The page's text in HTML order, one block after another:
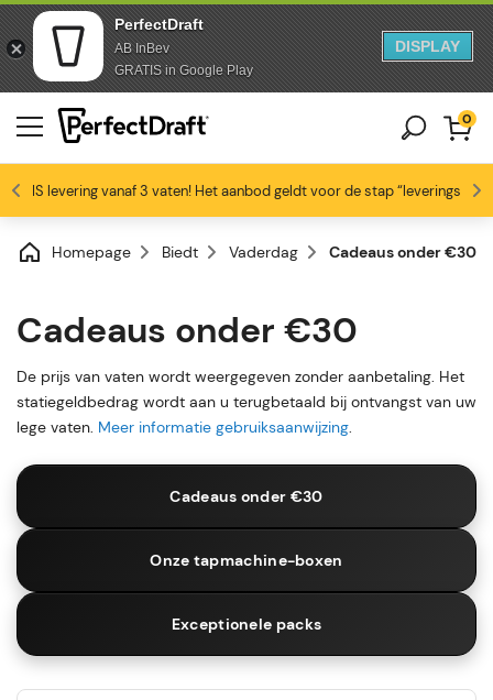
PerfectDraft
AB InBev
GRATIS in Google Play
DISPLAY
Doorgaan naar artikel
Overslaan naar voettekst
levering vanaf 3 vaten! Het aanbod geldt voor de stap “leveringswijze
Gratis levering
Profiteer van -10% vanaf 3 vaten!
Bierliefhebbers zijn dol op ons 4.6/5
0
Homepage Biedt Vaderdag Cadeaus onder €30
Cadeaus onder €30
De prijs van vaten wordt weergegeven zonder aanbetaling. Het
statiegeldbedrag wordt aan u terugbetaald bij ontvangst van uw
lege vaten. Meer informatie gebruiksaanwijzing.
Cadeaus onder €30
Onze tapmachine-boxen
Exceptionele packs